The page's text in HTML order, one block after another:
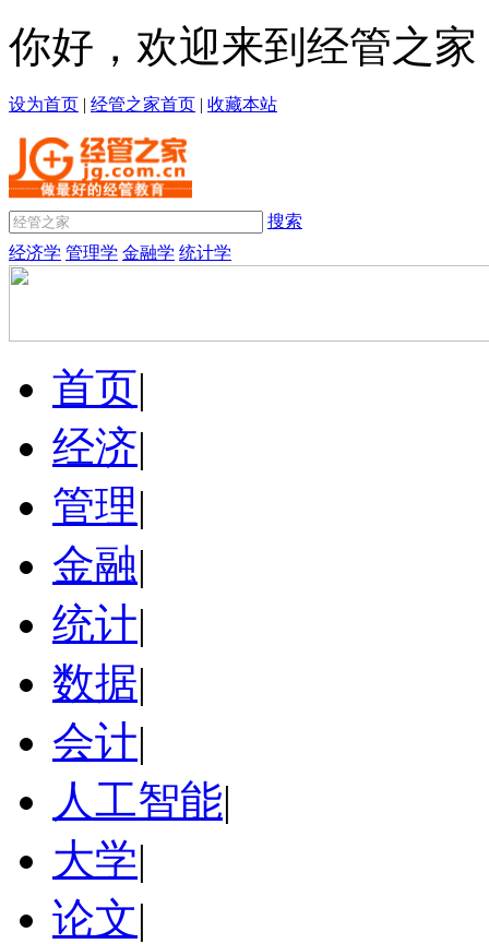
你好，欢迎来到经管之家
设为首页 | 经管之家首页 | 收藏本站
搜索
经济学 管理学 金融学 统计学
首页|
经济|
管理|
金融|
统计|
数据|
会计|
人工智能|
大学|
论文|